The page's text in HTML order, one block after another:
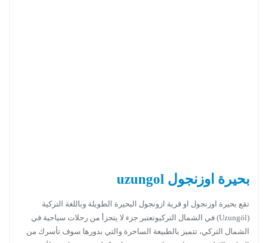
بحيرة اوزنجول uzungol
تقع بحيرة اوزنجول او قرية ازونجول البحيرة الطويلة وباللغة التركية
(Uzungöl) في الشمال التركيوتعتبر جزء لا يتجزأ من رحلات سياحية في
الشمال التركي، تتميز بالطبيعة الساحرة والتي بدورها سوف تأسرك من